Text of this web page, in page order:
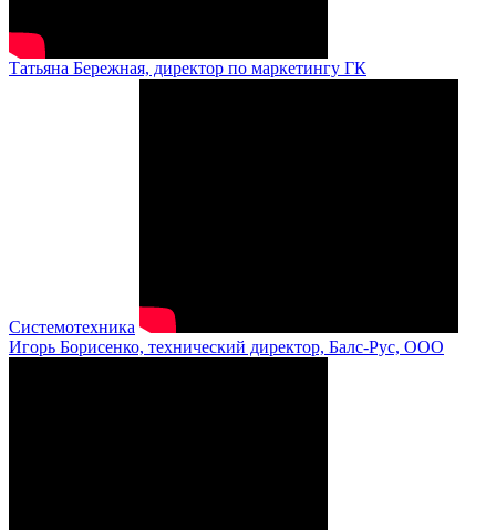
Татьяна Бережная, директор по маркетингу ГК
Системотехника
Игорь Борисенко, технический директор, Балс-Рус, ООО